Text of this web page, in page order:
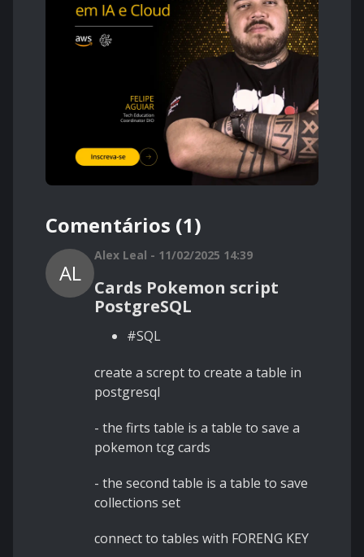
Comentários (1)
AL
Alex Leal - 11/02/2025 14:39
Cards Pokemon script
PostgreSQL
#SQL
create a scrept to create a table in
postgresql
- the firts table is a table to save a
pokemon tcg cards
- the second table is a table to save
collections set
connect to tables with FORENG KEY